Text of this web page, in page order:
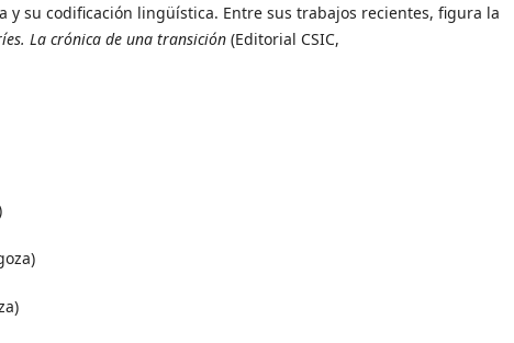
y su codificación lingüística. Entre sus trabajos recientes, figura la
La crónica de una transición (Editorial CSIC,